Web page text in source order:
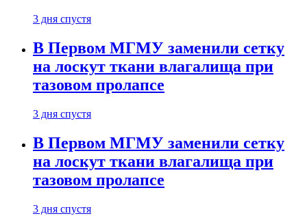
3 дня спустя
В Первом МГМУ заменили сетку
на лоскут ткани влагалища при
тазовом пролапсе
3 дня спустя
В Первом МГМУ заменили сетку
на лоскут ткани влагалища при
тазовом пролапсе
3 дня спустя